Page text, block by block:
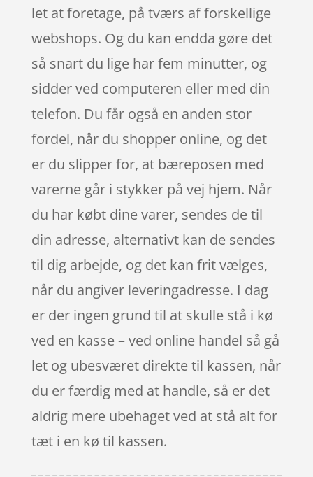
let at foretage, på tværs af forskellige
webshops. Og du kan endda gøre det
så snart du lige har fem minutter, og
sidder ved computeren eller med din
telefon. Du får også en anden stor
fordel, når du shopper online, og det
er du slipper for, at bæreposen med
varerne går i stykker på vej hjem. Når
du har købt dine varer, sendes de til
din adresse, alternativt kan de sendes
til dig arbejde, og det kan frit vælges,
når du angiver leveringadresse. I dag
er der ingen grund til at skulle stå i kø
ved en kasse – ved online handel så gå
let og ubesværet direkte til kassen, når
du er færdig med at handle, så er det
aldrig mere ubehaget ved at stå alt for
tæt i en kø til kassen.